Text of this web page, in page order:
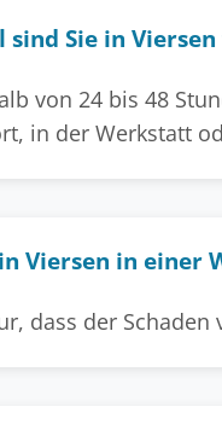
sind Sie in
von 24 bis 48
in der Werkstatt
Viersen in einer
dass der